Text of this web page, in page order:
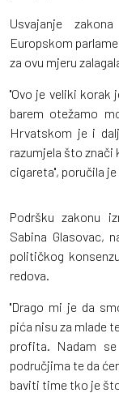
Usvajanje
Europskom
za ovu mjeru
''Ovo je veliki
barem otežamo
Hrvatskom je i
razumjela što znači
cigareta'', poručila
Podršku zakonu
Sabina Glasovac,
političkog
redova.
''Drago mi je da
pića nisu za mlade
profita. Nadam
područjima te da
baviti time tko je